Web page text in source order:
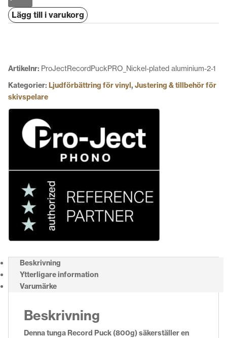
Ject
Heavy
mängd
Lägg till i varukorg
Artikelnr: ProJectRecordPuckPRO_Nickel-plated aluminium-2-1
Kategorier: Ljudförbättring för vinyl, Justering & tillbehör för
skivspelare
Beskrivning
Ytterligare information
Varumärke
Beskrivning
Denna tunga Record Puck (800g) säkerställer en